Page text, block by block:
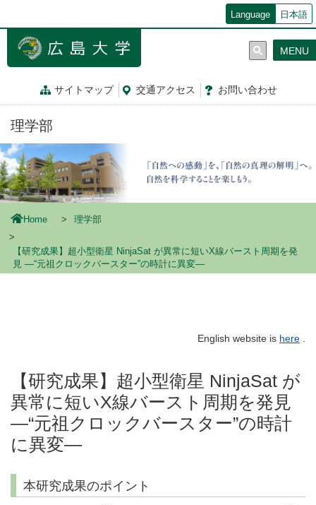
ン
動
Language 日本語
サイトマップ 交通アクセス お問い合わせ
MENU
理学部
Home 理学部
【研究成果】超小型衛星 NinjaSat が異常に短いX線バースト周期を発
見 ―“元祖クロックバースター”の時計に異変―
English website is here
【研究成果】超小型衛星 NinjaSat が
異常に短いX線バースト周期を発見
―“元祖クロックバースター”の時計
に異変―
本研究成果のポイント